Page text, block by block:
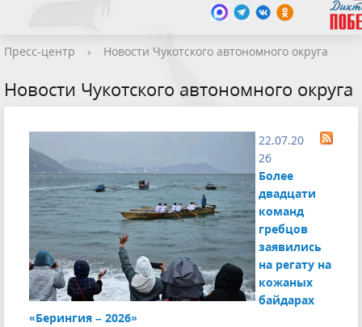
Пресс-центр › Новости Чукотского автономного округа
Новости Чукотского автономного округа
22.07.20
26
Более
двадцати
команд
гребцов
заявились
на регату на
кожаных
байдарах
«Берингия – 2026»